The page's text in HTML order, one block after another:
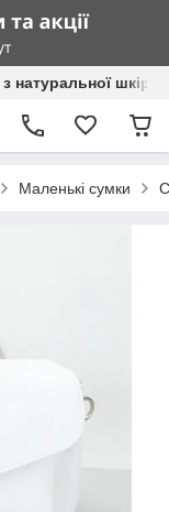
натуральної шкіри
Маленькі сумки